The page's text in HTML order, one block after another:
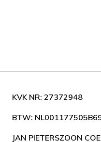
KVK NR: 27372948
BTW:
JAN PIETERSZOON